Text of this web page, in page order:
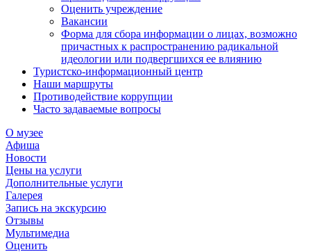
Оценить учреждение
Вакансии
Форма для сбора информации о лицах, возможно
причастных к распространению радикальной
идеологии или подвергшихся ее влиянию
Туристско-информационный центр
Наши маршруты
Противодействие коррупции
Часто задаваемые вопросы
О музее
Афиша
Новости
Цены на услуги
Дополнительные услуги
Галерея
Запись на экскурсию
Отзывы
Мультимедиа
Оценить